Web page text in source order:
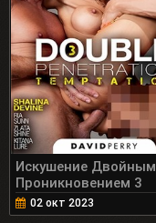
Искушение Двойным
Проникновением 3
02 окт 2023